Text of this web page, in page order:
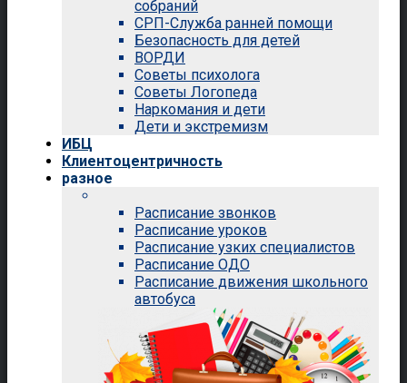
собраний
СРП-Служба ранней помощи
Безопасность для детей
ВОРДИ
Советы психолога
Советы Логопеда
Наркомания и дети
Дети и экстремизм
ИБЦ
Клиентоцентричность
разное
Расписание звонков
Расписание уроков
Расписание узких специалистов
Расписание ОДО
Расписание движения школьного
автобуса